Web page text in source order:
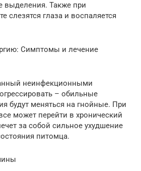
выделения. Также при
слезятся глаза и воспаляется
Симптомы и лечение
неинфекционными
– обильные
будут меняться на гнойные. При
может перейти в хронический
за собой сильное ухудшение
питомца.